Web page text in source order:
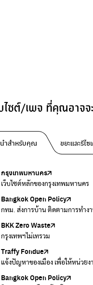
ไซต์/เพจ ที่คุณอาจจ
ำสำหรับคุณ ขยะและรีไซ
กรุงเทพมหานคร
เว็บไซต์หลักของกรุงเทพมหานคร
Bangkok Open Policy
กทม. ส่งการบ้าน ติดตามการทำง
BKK Zero Waste
กรุงเทพฯไม่เทรวม
Traffy Fondue
แจ้งปัญหาของเมือง เพื่อให้หน่วยง
Bangkok Open Policy
Traffy Fondue
แจ้งปัญหาขยะ เพื่อให้หน่วยงานแก้
CHULA Zero Waste
จัดการขยะภายในพื้นที่อย่างเป็นร
กรมควบคุมมลพิษ
แหล่งข้อมูลเกี่ยวกับมาตรฐานคุณภ
Recycle day
Platform เปลี่ยนพฤติกรรมการแ
WASTE BUY delivery
Traffy Fondue
แจ้งปัญหาฝุ่น เพื่อให้หน่วยงานแก้ไ
กรมควบคุมมลพิษ
แหล่งข้อมูลเกี่ยวกับมาตรฐานคุณภ
Greenpeace
มูลนิธิสภาประชาชนเพื่อสิ่งแวดล้อม
Bangkok Trees
ความคืบหน้าโครงการต้นไม้ล้านต้น
Thai Green Urban (TGU)
ระบบฐานข้อมูลด้านสิ่งแวดล้อมแล
กระทรวงทรัพยากรธรรมชาติและ
กรมส่งเสริมคุณภาพและสิ่งแวดล้อม
DCCE
กรมการเปลี่ยนแปลงสภาพภูมิอาก
Greenpeace
มูลนิธิสภาประชาชนเพื่อสิ่งแวดล้
Carbon Footprint Thailand
เรียนรู้เครื่องมือคำนวณคาร์บอนฟุ
EJF Thailand
Environmental Justice